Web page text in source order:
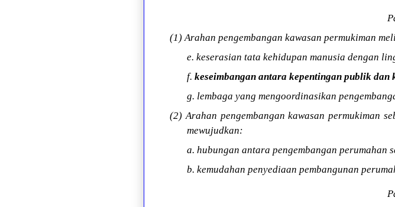
(1) Arahan pengembangan kawasan permukiman
e. keserasian tata kehidupan manusia dengan
f. keseimbangan antara kepentingan publik dan
g. lembaga yang mengoordinasikan
(2) Arahan pengembangan kawasan permukiman
mewujudkan:
a. hubungan antara pengembangan perumahan
b. kemudahan penyediaan pembangunan